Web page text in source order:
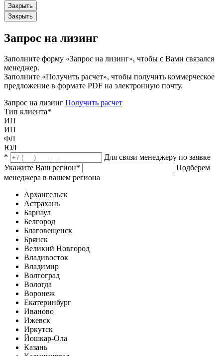
Закрыть
Закрыть
Запрос на лизинг
Заполните форму «Запрос на лизинг», чтобы с Вами связался
менеджер.
Заполните «Получить расчет», чтобы получить коммерческое
предложение в формате PDF на электронную почту.
Запрос на лизинг Получить расчет
Тип клиента*
ИП
ИП
ФЛ
ЮЛ
*
Для связи менеджеру по заявке
Укажите Ваш регион*
Подберем
менеджера в вашем региона
Архангельск
Астрахань
Барнаул
Белгород
Благовещенск
Брянск
Великий Новгород
Владивосток
Владимир
Волгоград
Вологда
Воронеж
Екатеринбург
Иваново
Ижевск
Иркутск
Йошкар-Ола
Казань